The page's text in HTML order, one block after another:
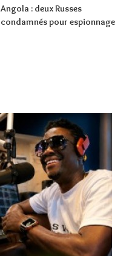
Angola : deux Russes
condamnés pour espionnage